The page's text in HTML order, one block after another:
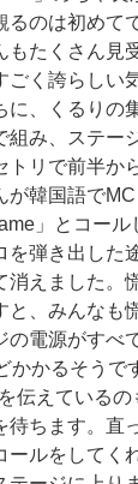
るのは初めて
もたくさん見
ごく誇らしい
に、くるりの
組み、ステー
トリで前半か
韓国語で
」とコール
を弾き出した
消えました。
と、みんなも
の電源がすべ
かかるそうで
伝えているの
待ちます。
ールをしてく